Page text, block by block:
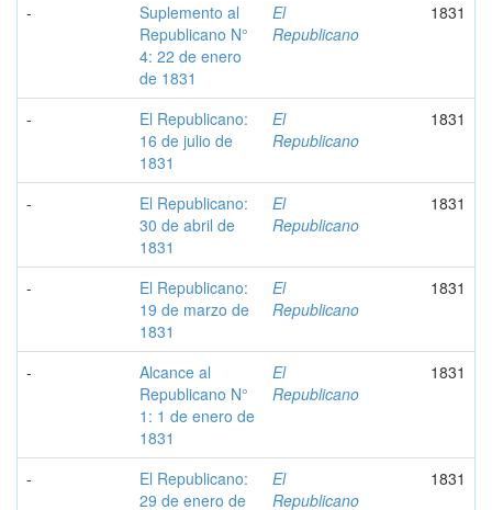
-
Suplemento al
Republicano N°
4: 22 de enero
de 1831
El
Republicano
1831
-
El Republicano:
16 de julio de
1831
El
Republicano
1831
-
El Republicano:
30 de abril de
1831
El
Republicano
1831
-
El Republicano:
19 de marzo de
1831
El
Republicano
1831
-
Alcance al
Republicano N°
1: 1 de enero de
1831
El
Republicano
1831
-
El Republicano:
29 de enero de
El
Republicano
1831